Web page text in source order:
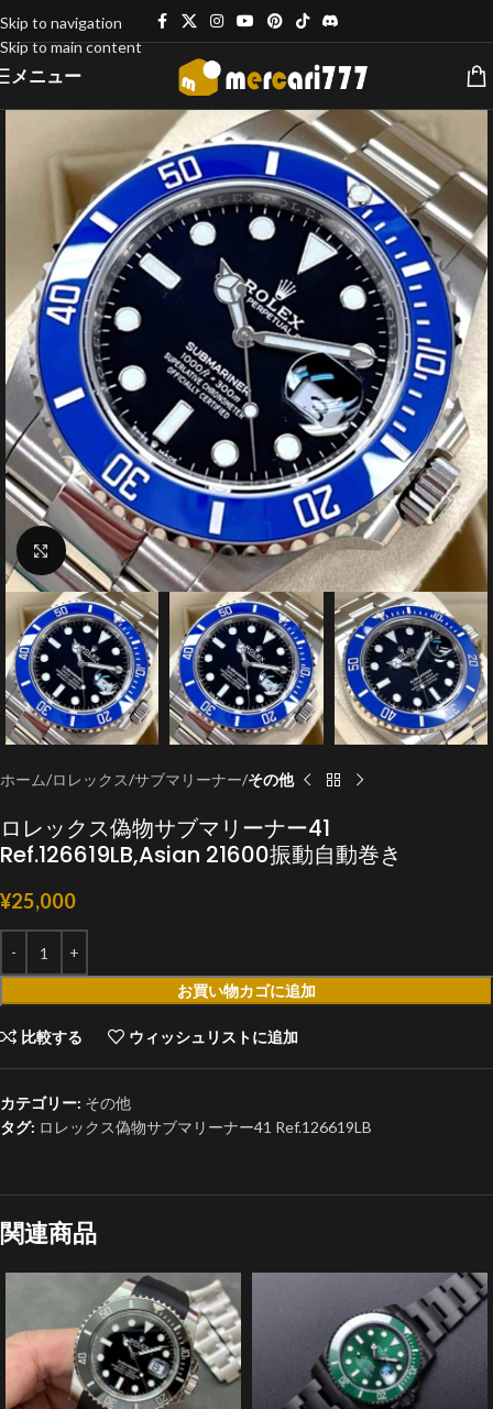
Skip to navigation
Skip to main content
メニュー
クリックで拡大
ホーム ロレックス サブマリーナー その他
ロレックス偽物サブマリーナー41
Ref.126619LB,Asian 21600振動自動巻き
¥25,000
お買い物カゴに追加
比較する ウィッシュリストに追加
カテゴリー: その他
タグ: ロレックス偽物サブマリーナー41 Ref.126619LB
関連商品